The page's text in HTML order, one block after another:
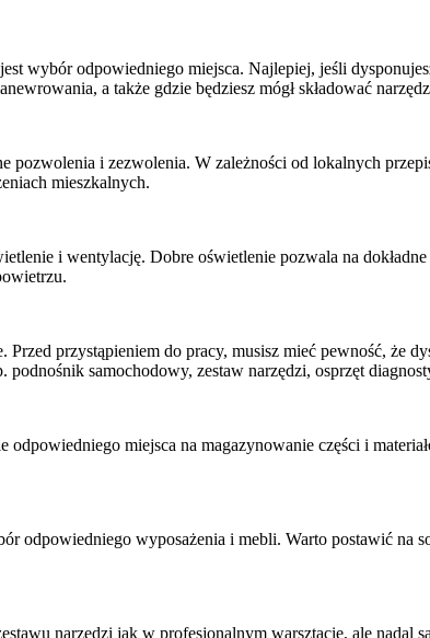
wybór odpowiedniego miejsca. Najlepiej, jeśli
a także gdzie będziesz mógł składować
pozwolenia i zezwolenia. W zależności od lokalnych
mieszkalnych.
i wentylację. Dobre oświetlenie pozwala na
przystąpieniem do pracy, musisz mieć pewność, że
samochodowy, zestaw narzędzi, osprzęt
miejsca na magazynowanie części i
wyposażenia i mebli. Warto postawić na
narzędzi jak w profesjonalnym warsztacie, ale nadal